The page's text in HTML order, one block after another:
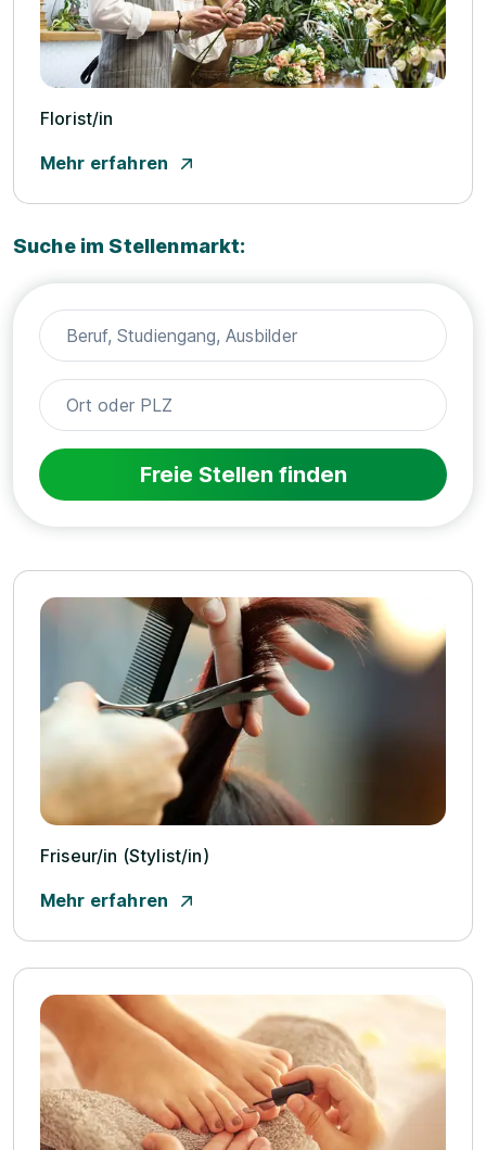
Florist/­in
Mehr erfahren
Suche im Stellenmarkt:
Freie Stellen finden
Friseur/­in (Stylist/­in)
Mehr erfahren